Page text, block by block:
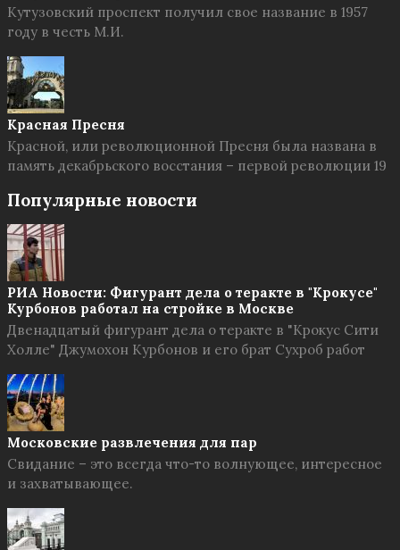
Кутузовский проспект получил свое название в 1957
году в честь М.И.
Красная Пресня
Красной, или революционной Пресня была названа в
память декабрьского восстания – первой революции 19
Популярные новости
РИА Новости: Фигурант дела о теракте в "Крокусе"
Курбонов работал на стройке в Москве
Двенадцатый фигурант дела о теракте в "Крокус Сити
Холле" Джумохон Курбонов и его брат Сухроб работ
Московские развлечения для пар
Свидание – это всегда что-то волнующее, интересное
и захватывающее.